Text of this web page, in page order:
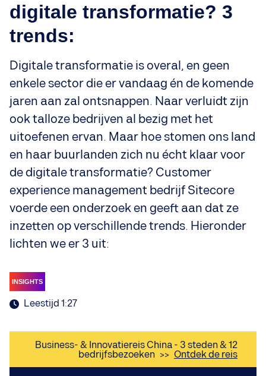
digitale transformatie? 3
trends:
Digitale transformatie is overal, en geen
enkele sector die er vandaag én de komende
jaren aan zal ontsnappen. Naar verluidt zijn
ook talloze bedrijven al bezig met het
uitoefenen ervan. Maar hoe stomen ons land
en haar buurlanden zich nu écht klaar voor
de digitale transformatie? Customer
experience management bedrijf Sitecore
voerde een onderzoek en geeft aan dat ze
inzetten op verschillende trends. Hieronder
lichten we er 3 uit:
INSIGHTS
Leestijd 1:27
Business- & Innovatiereis China - 3 steden & 12
bedrijfsbezoeken >> Ontdek de reis